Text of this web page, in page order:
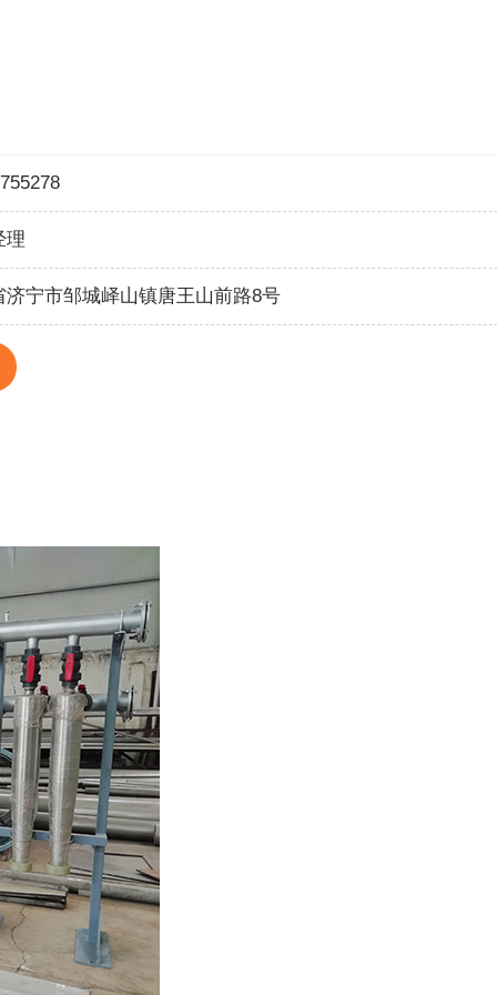
理
济宁市邹城峄山镇唐王山前路8号